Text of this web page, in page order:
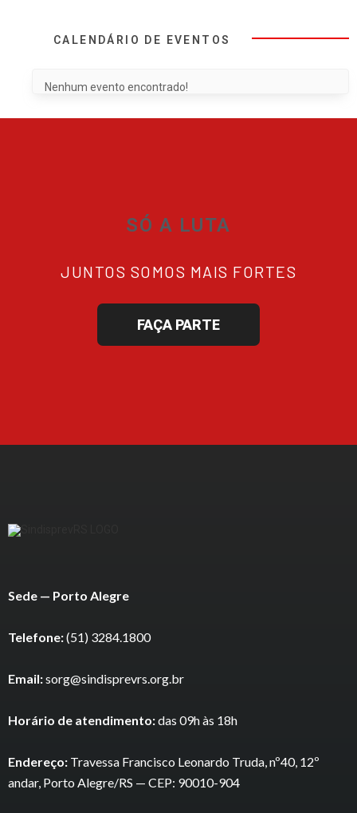
CALENDÁRIO DE EVENTOS
Nenhum evento encontrado!
SÓ A LUTA
JUNTOS SOMOS MAIS FORTES
FAÇA PARTE
Sede — Porto Alegre
Telefone:(51) 3284.1800
Email:sorg@sindisprevrs.org.br
Horário de atendimento:das 09h às 18h
Endereço: Travessa Francisco Leonardo Truda, nº40, 12º
andar, Porto Alegre/RS — CEP: 90010-904